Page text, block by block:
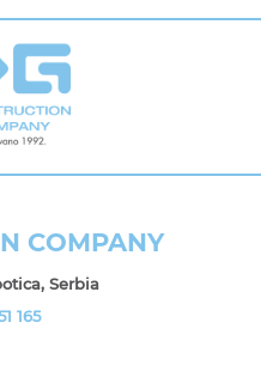
COMPANY
Serbia
165